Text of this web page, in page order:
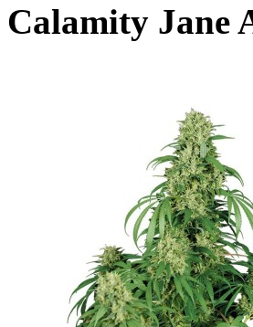
Calamity Jane